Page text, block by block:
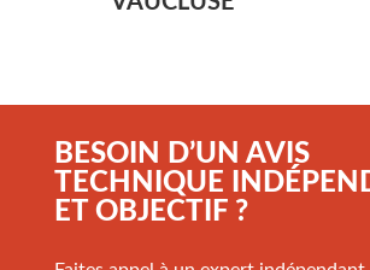
BESOIN D’UN AVIS
TECHNIQUE
ET OBJECTIF ?